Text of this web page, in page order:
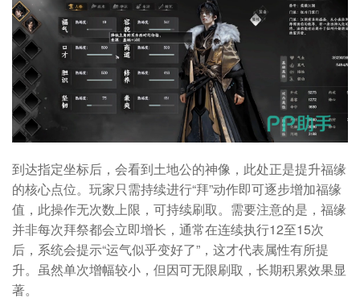
到达指定坐标后，会看到土地公的神像，此处正是提升福缘
的核心点位。玩家只需持续进行“拜”动作即可逐步增加福缘
值，此操作无次数上限，可持续刷取。需要注意的是，福缘
并非每次拜祭都会立即增长，通常在连续执行12至15次
后，系统会提示“运气似乎变好了”，这才代表属性有所提
升。虽然单次增幅较小，但因可无限刷取，长期积累效果显
著。